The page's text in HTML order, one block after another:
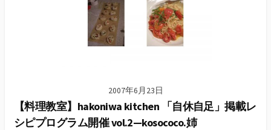
2007年6月23日
【料理教室】hakoniwa kitchen 「自休自足」掲載レ
シピプログラム開催 vol.2—kosococo.姉